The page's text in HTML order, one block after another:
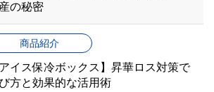
の秘密
商品紹介
イス保冷ボックス】昇華ロス対策で
方と効果的な活用術